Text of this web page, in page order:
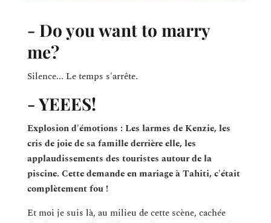
- Do you want to marry
me?
Silence... Le temps s'arrête.
- YEEES!
Explosion d'émotions : Les larmes de Kenzie, les
cris de joie de sa famille derrière elle, les
applaudissements des touristes autour de la
piscine. Cette demande en mariage à Tahiti, c'était
complètement fou !
Et moi je suis là, au milieu de cette scène, cachée